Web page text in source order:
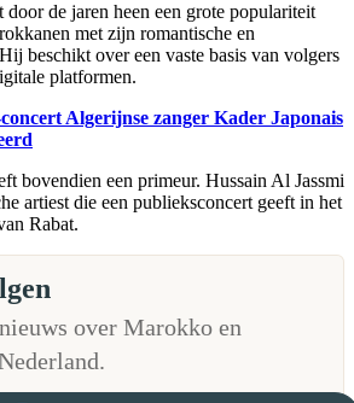
door de jaren heen een grote populariteit
met zijn romantische en
beschikt over een vaste basis van volgers
platformen.
Algerijnse zanger Kader Japonais
bovendien een primeur. Hussain Al Jassmi
artiest die een publieksconcert geeft in het
Rabat.
over Marokko en